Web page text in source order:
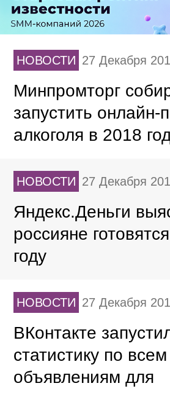
НОВОСТИ 27 Декабря
Минпромторг
запустить онлайн-
алкоголя в 2018
НОВОСТИ 27 Декабря
Яндекс.Деньги
россияне
году
НОВОСТИ 27 Декабря
ВКонтакте
статистику по всем
объявлениям для